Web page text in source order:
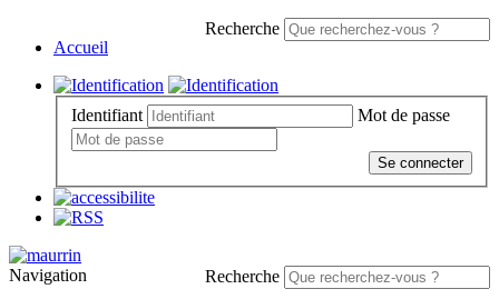
Recherche
Accueil
Identifiant Mot de passe
Se connecter
Recherche
Navigation